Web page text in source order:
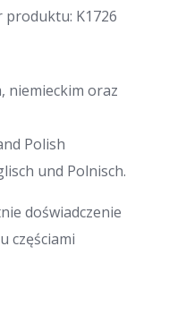
K1726
niemieckim oraz
Polish
und Polnisch.
doświadczenie
częściami